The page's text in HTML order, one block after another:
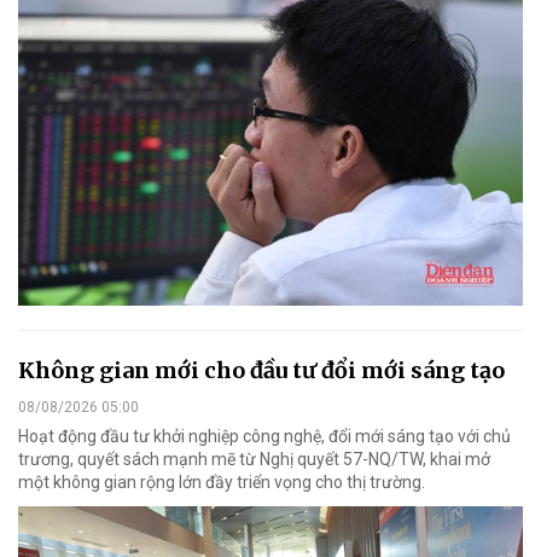
Không gian mới cho đầu tư đổi mới sáng tạo
08/08/2026 05:00
Hoạt động đầu tư khởi nghiệp công nghệ, đổi mới sáng tạo với chủ
trương, quyết sách mạnh mẽ từ Nghị quyết 57-NQ/TW, khai mở
một không gian rộng lớn đầy triển vọng cho thị trường.